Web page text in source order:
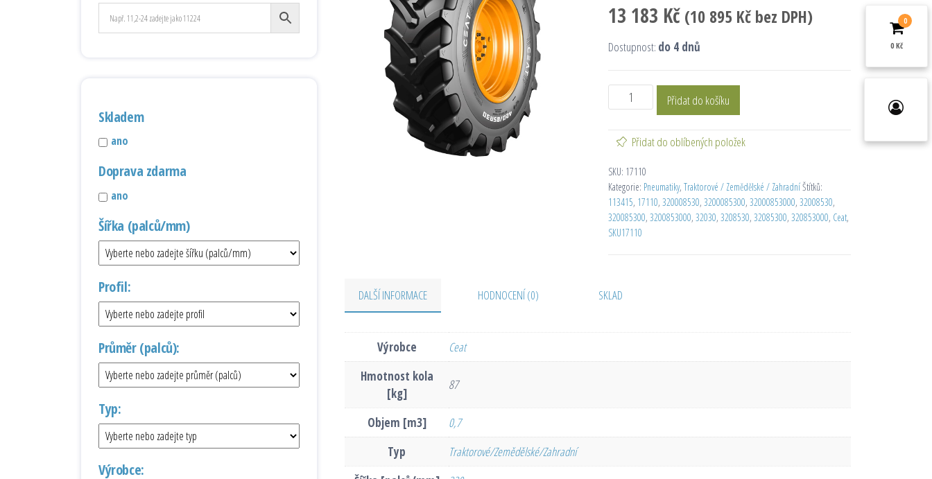
13 183 Kč (10 895 Kčbez DPH)
Dostupnost: do 4 dnů
Přidat do košíku
Přidat do oblíbených položek
SKU: 17110
Kategorie: Pneumatiky, Traktorové / Zemědělské / ZahradníŠtítků:
113415, 17110, 320008530, 3200085300, 32000853000, 32008530,
320085300, 3200853000, 32030, 3208530, 32085300, 320853000, Ceat,
SKU17110
DALŠÍ INFORMACE HODNOCENÍ (0) SKLAD
Výrobce
Ceat
Hmotnost kola
[kg]
87
Objem [m3]
0,7
Typ
Traktorové/Zemědělské/Zahradní
Skladem
ano
Doprava zdarma
ano
Šířka (palců/mm)
Profil:
Průměr (palců):
Typ:
Výrobce:
0
0 Kč